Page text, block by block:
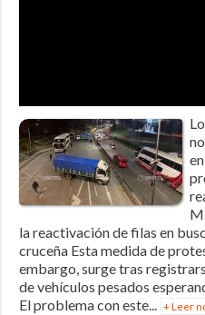
la reactivación de filas en
cruceña Esta medida de
embargo, surge tras
de vehículos pesados
El problema con este... + Leer